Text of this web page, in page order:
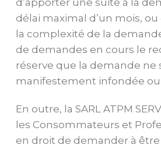
délai maximal d’un mois,
la complexité de la
de demandes en cours le
réserve que la demande ne
manifestement infondée ou
En outre, la SARL ATPM
les Consommateurs et
en droit de demander à être